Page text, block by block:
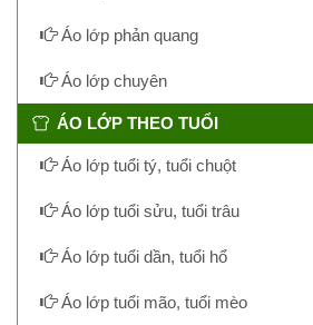
Áo lớp phản quang
Áo lớp chuyên
ÁO LỚP THEO TUỔI
Áo lớp tuổi tý, tuổi chuột
Áo lớp tuổi sửu, tuổi trâu
Áo lớp tuổi dần, tuổi hổ
Áo lớp tuổi mão, tuổi mèo